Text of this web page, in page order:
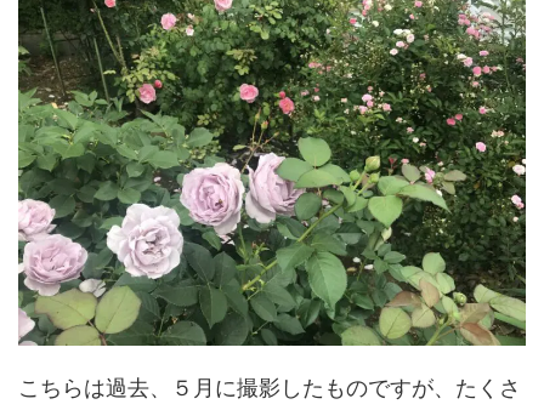
こちらは過去、５月に撮影したものですが、たくさ